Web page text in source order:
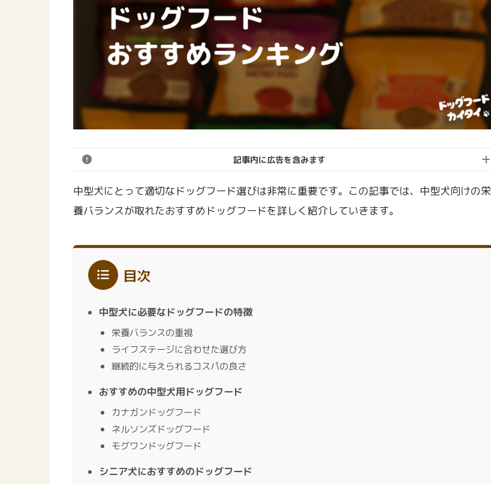
記事内に広告を含みます
中型犬にとって適切なドッグフード選びは非常に重要です。この記事では、中型犬向けの栄
養バランスが取れたおすすめドッグフードを詳しく紹介していきます。
目次
中型犬に必要なドッグフードの特徴
栄養バランスの重視
ライフステージに合わせた選び方
継続的に与えられるコスパの良さ
おすすめの中型犬用ドッグフード
カナガンドッグフード
ネルソンズドッグフード
モグワンドッグフード
シニア犬におすすめのドッグフード